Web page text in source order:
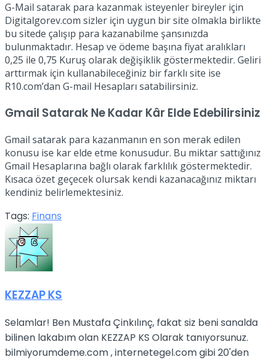
G-Mail satarak para kazanmak isteyenler bireyler için
Digitalgorev.com sizler için uygun bir site olmakla birlikte
bu sitede çalışıp para kazanabilme şansınızda
bulunmaktadır. Hesap ve ödeme başına fiyat aralıkları
0,25 ile 0,75 Kuruş olarak değişiklik göstermektedir. Geliri
arttırmak için kullanabileceğiniz bir farklı site ise
R10.com’dan G-mail Hesapları satabilirsiniz.
Gmail Satarak Ne Kadar Kâr Elde Edebilirsiniz
Gmail satarak para kazanmanın en son merak edilen
konusu ise kar elde etme konusudur. Bu miktar sattığınız
Gmail Hesaplarına bağlı olarak farklılık göstermektedir.
Kısaca özet geçecek olursak kendi kazanacağınız miktarı
kendiniz belirlemektesiniz.
Tags: Finans
KEZZAP KS
Selamlar! Ben Mustafa Çinkılınç, fakat siz beni sanalda
bilinen lakabım olan KEZZAP KS Olarak tanıyorsunuz.
bilmiyorumdeme.com , internetegel.com gibi 20'den